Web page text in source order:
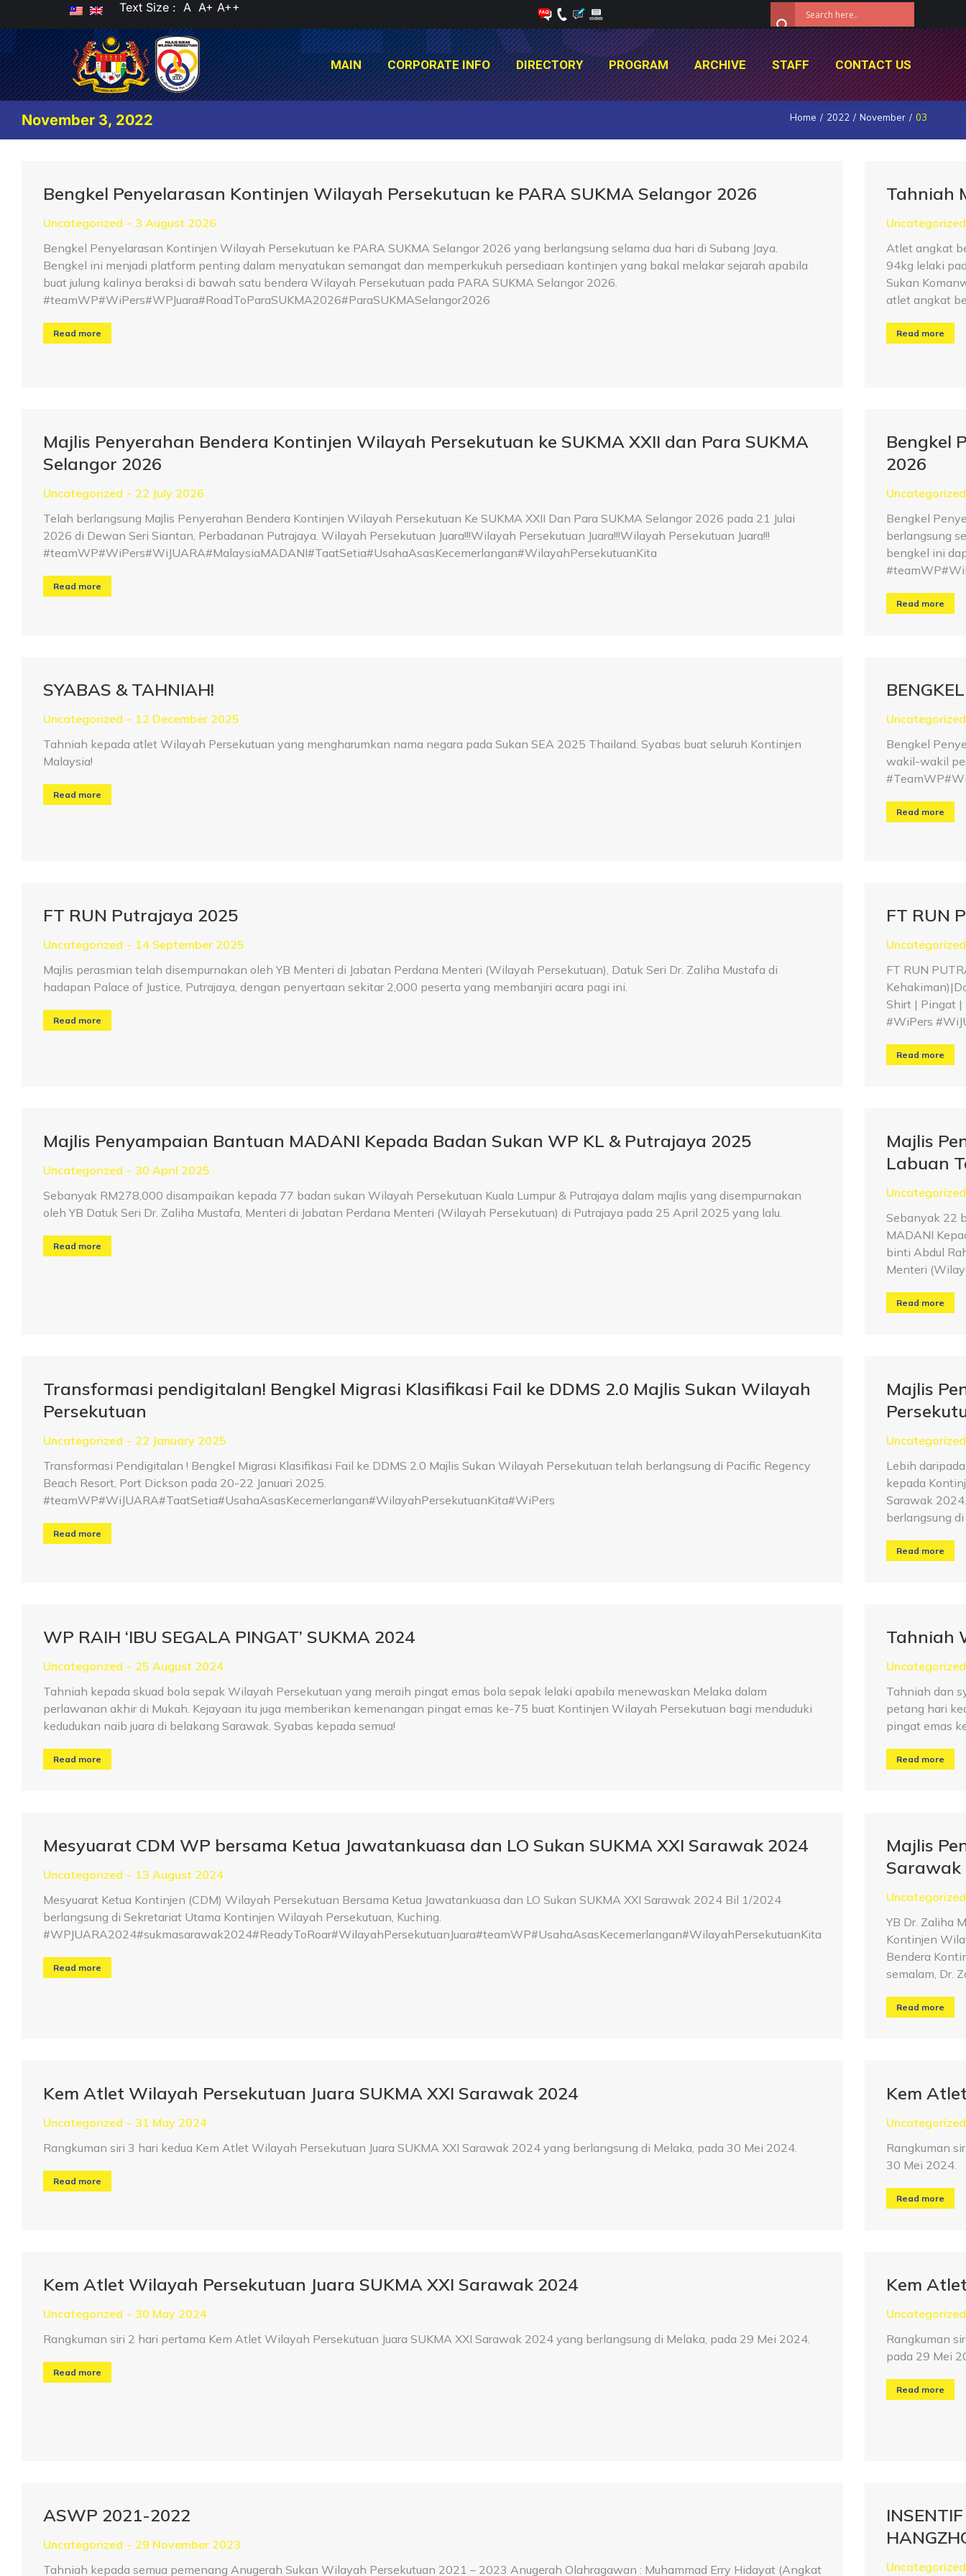
Text Size : A A+ A++
MAIN CORPORATE INFO DIRECTORY PROGRAM ARCHIVE STAFF CONTACT US
November 3, 2022 Home 2022 November 03
Bengkel Penyelarasan Kontinjen Wilayah Persekutuan ke PARA SUKMA Selangor 2026
Uncategorized
3 August 2026
Bengkel Penyelarasan Kontinjen Wilayah Persekutuan ke PARA SUKMA Selangor 2026 yang berlangsung selama dua hari di Subang Jaya.
Bengkel ini menjadi platform penting dalam menyatukan semangat dan memperkukuh persediaan kontinjen yang bakal melakar sejarah apabila
buat julung kalinya beraksi di bawah satu bendera Wilayah Persekutuan pada PARA SUKMA Selangor 2026.
#teamWP#WiPers#WPJuara#RoadToParaSUKMA2026#ParaSUKMASelangor2026
Read more
Tahniah
Uncategorized
Atlet angkat
94kg lelaki
Sukan
atlet angkat
Read more
Majlis Penyerahan Bendera Kontinjen Wilayah Persekutuan ke SUKMA XXII dan Para SUKMA
Selangor 2026
Uncategorized
22 July 2026
Telah berlangsung Majlis Penyerahan Bendera Kontinjen Wilayah Persekutuan Ke SUKMA XXII Dan Para SUKMA Selangor 2026 pada 21 Julai
2026 di Dewan Seri Siantan, Perbadanan Putrajaya. Wilayah Persekutuan Juara!!!Wilayah Persekutuan Juara!!!Wilayah Persekutuan Juara!!!
#teamWP#WiPers#WiJUARA#MalaysiaMADANI#TaatSetia#UsahaAsasKecemerlangan#WilayahPersekutuanKita
Read more
Bengkel
2026
Uncategorized
Bengkel
berlangsung
bengkel ini
Read more
SYABAS & TAHNIAH!
Uncategorized
12 December 2025
Tahniah kepada atlet Wilayah Persekutuan yang mengharumkan nama negara pada Sukan SEA 2025 Thailand. Syabas buat seluruh Kontinjen
Malaysia!
Read more
Uncategorized
Bengkel
wakil-wakil
Read more
FT RUN Putrajaya 2025
Uncategorized
14 September 2025
Majlis perasmian telah disempurnakan oleh YB Menteri di Jabatan Perdana Menteri (Wilayah Persekutuan), Datuk Seri Dr. Zaliha Mustafa di
hadapan Palace of Justice, Putrajaya, dengan penyertaan sekitar 2,000 peserta yang membanjiri acara pagi ini.
Read more
FT RUN
Uncategorized
FT RUN
Shirt | Pingat |
#WiPers
Read more
Majlis Penyampaian Bantuan MADANI Kepada Badan Sukan WP KL & Putrajaya 2025
Uncategorized
30 April 2025
Sebanyak RM278,000 disampaikan kepada 77 badan sukan Wilayah Persekutuan Kuala Lumpur & Putrajaya dalam majlis yang disempurnakan
oleh YB Datuk Seri Dr. Zaliha Mustafa, Menteri di Jabatan Perdana Menteri (Wilayah Persekutuan) di Putrajaya pada 25 April 2025 yang lalu.
Read more
Majlis
Labuan
Uncategorized
Sebanyak 22
MADANI
binti Abdul
Menteri
Read more
Transformasi pendigitalan! Bengkel Migrasi Klasifikasi Fail ke DDMS 2.0 Majlis Sukan Wilayah
Persekutuan
Uncategorized
22 January 2025
Transformasi Pendigitalan ! Bengkel Migrasi Klasifikasi Fail ke DDMS 2.0 Majlis Sukan Wilayah Persekutuan telah berlangsung di Pacific Regency
Beach Resort, Port Dickson pada 20-22 Januari 2025.
#teamWP#WiJUARA#TaatSetia#UsahaAsasKecemerlangan#WilayahPersekutuanKita#WiPers
Read more
Majlis
Uncategorized
Lebih
kepada
Sarawak
berlangsung
Read more
WP RAIH ‘IBU SEGALA PINGAT’ SUKMA 2024
Uncategorized
25 August 2024
Tahniah kepada skuad bola sepak Wilayah Persekutuan yang meraih pingat emas bola sepak lelaki apabila menewaskan Melaka dalam
perlawanan akhir di Mukah. Kejayaan itu juga memberikan kemenangan pingat emas ke-75 buat Kontinjen Wilayah Persekutuan bagi menduduki
kedudukan naib juara di belakang Sarawak. Syabas kepada semua!
Read more
Tahniah
Uncategorized
Tahniah dan
petang hari
pingat emas
Read more
Mesyuarat CDM WP bersama Ketua Jawatankuasa dan LO Sukan SUKMA XXI Sarawak 2024
Uncategorized
13 August 2024
Mesyuarat Ketua Kontinjen (CDM) Wilayah Persekutuan Bersama Ketua Jawatankuasa dan LO Sukan SUKMA XXI Sarawak 2024 Bil 1/2024
berlangsung di Sekretariat Utama Kontinjen Wilayah Persekutuan, Kuching.
#WPJUARA2024#sukmasarawak2024#ReadyToRoar#WilayahPersekutuanJuara#teamWP#UsahaAsasKecemerlangan#WilayahPersekutuanKita
Read more
Majlis
Sarawak
Uncategorized
YB Dr. Zaliha
Kontinjen
Bendera
semalam, Dr.
Read more
Kem Atlet Wilayah Persekutuan Juara SUKMA XXI Sarawak 2024
Uncategorized
31 May 2024
Rangkuman siri 3 hari kedua Kem Atlet Wilayah Persekutuan Juara SUKMA XXI Sarawak 2024 yang berlangsung di Melaka, pada 30 Mei 2024.
Read more
Kem
Uncategorized
Rangkuman
30 Mei 2024.
Read more
Kem Atlet Wilayah Persekutuan Juara SUKMA XXI Sarawak 2024
Uncategorized
30 May 2024
Rangkuman siri 2 hari pertama Kem Atlet Wilayah Persekutuan Juara SUKMA XXI Sarawak 2024 yang berlangsung di Melaka, pada 29 Mei 2024.
Read more
Kem
Uncategorized
Rangkuman
pada 29 Mei
Read more
ASWP 2021-2022
Uncategorized
29 November 2023
Tahniah kepada semua pemenang Anugerah Sukan Wilayah Persekutuan 2021 – 2023 Anugerah Olahragawan : Muhammad Erry Hidayat (Angkat
Uncategorized
MAIN CORPORATE INFO DIRECTORY PROGRAM ARCHIVE STAFF CONTACT US